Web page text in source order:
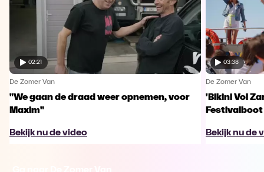
02:21
De Zomer Van
"We gaan de draad weer opnemen, voor
Maxim"
Bekijk nu de video
03:38
De Zomer Van
'Bikini Vol
Festivalboot
Bekijk nu de